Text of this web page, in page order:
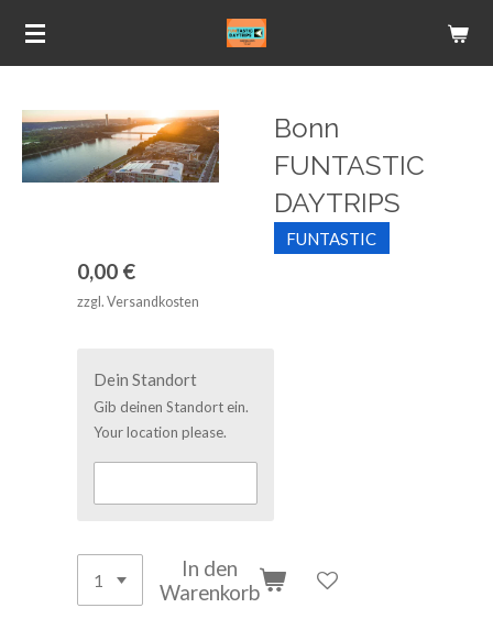
Zum
Bonn
FUNTASTIC
DAYTRIPS
FUNTASTIC
0,00 €
zzgl. Versandkosten
Dein Standort
Gib deinen Standort ein.
Your location please.
In den
Warenkorb